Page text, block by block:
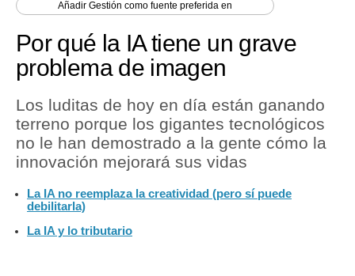
AñadirGestión como fuente preferida en
Por qué la IA tiene un grave
problema de imagen
Los luditas de hoy en día están ganando
terreno porque los gigantes tecnológicos
no le han demostrado a la gente cómo la
innovación mejorará sus vidas
La IA no reemplaza la creatividad (pero sí puede
debilitarla)
La IA y lo tributario